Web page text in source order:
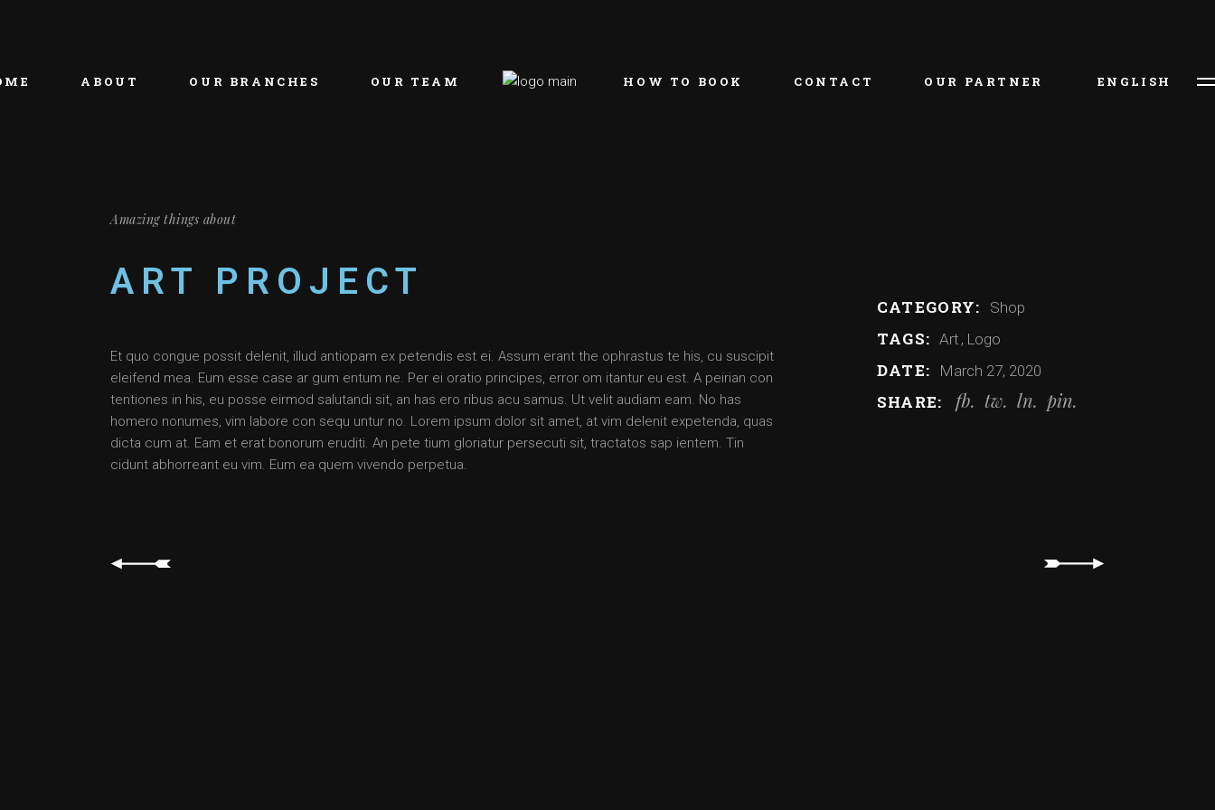
ABOUT OUR BRANCHES OUR TEAM HOW TO BOOK CONTACT OUR PARTNER ENGLISH
Amazing things about
ART PROJECT
Et quo congue possit delenit, illud antiopam ex petendis est ei. Assum erant the ophrastus te his, cu suscipit
eleifend mea. Eum esse case ar gum entum ne. Per ei oratio principes, error om itantur eu est. A peirian con
tentiones in his, eu posse eirmod salutandi sit, an has ero ribus acu samus. Ut velit audiam eam. No has
homero nonumes, vim labore con sequ untur no. Lorem ipsum dolor sit amet, at vim delenit expetenda, quas
dicta cum at. Eam et erat bonorum eruditi. An pete tium gloriatur persecuti sit, tractatos sap ientem. Tin
cidunt abhorreant eu vim. Eum ea quem vivendo perpetua.
CATEGORY: Shop
TAGS: Art Logo
DATE: March 27, 2020
SHARE: fb tw ln pin